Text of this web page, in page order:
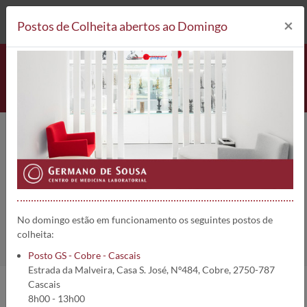
212 693 530* Postos de Colheita
Beta-HCG - Urgência
[Gonadotrofina coriónica] | 2401
Home Análises Beta-HCG - Urgência [Gonadotrofina coriónica]
Postos de Colheita abertos ao Domingo ×
No domingo estão em funcionamento os seguintes postos de
colheita:
Posto GS - Cobre - Cascais
Estrada da Malveira, Casa S. José, Nº484, Cobre, 2750-787
Cascais
8h00 - 13h00